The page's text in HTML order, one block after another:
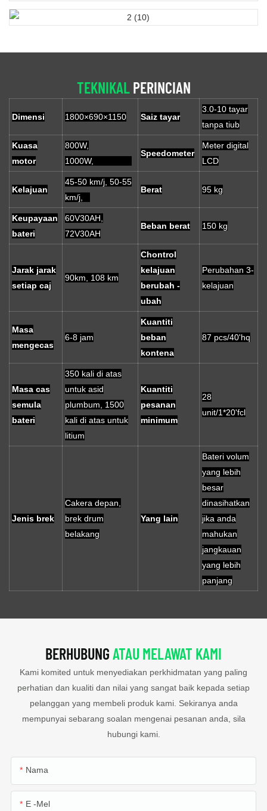
TEKNIKALPERINCIAN
Dimensi 1800×690×1150 Saiz tayar
3.0-10 tayar
tanpa tiub
Kuasa
motor
800W,
1000W,
Speedometer
Meter digital
LCD
Kelajuan
45-50 km/j, 50-55
km/j,
Berat 95 kg
Keupayaan
bateri
60V30AH,
72V30AH
Beban berat 150 kg
Jarak jarak
setiap caj
90km, 108 km
Chontrol
kelajuan
berubah -
ubah
Perubahan 3-
kelajuan
Masa
mengecas
6-8 jam
Kuantiti
beban
kontena
87 pcs/40'hq
Masa cas
semula
bateri
350 kali di atas
untuk asid
plumbum, 1500
kali di atas untuk
litium
Kuantiti
pesanan
minimum
28
unit/1*20'fcl
Jenis brek
Cakera depan,
brek drum
belakang
Yang lain
Bateri volum
yang lebih
besar
dinasihatkan
jika anda
mahukan
jangkauan
yang lebih
panjang
BERHUBUNGATAU MELAWAT KAMI
Kami komited untuk menyediakan perkhidmatan yang paling
perhatian dan kualiti dan nilai yang sangat baik kepada setiap
pelanggan yang membeli produk kami. Sekiranya anda
mempunyai sebarang soalan mengenai pesanan anda, sila
hubungi kami.
Nama
E -mel